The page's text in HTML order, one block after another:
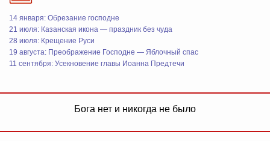
14 января: Обрезание господне
21 июля: Казанская икона — праздник без чуда
28 июля: Крещение Руси
19 августа: Преображение Господне — Яблочный спас
11 сентября: Усекновение главы Иоанна Предтечи
Бога нет и никогда не было